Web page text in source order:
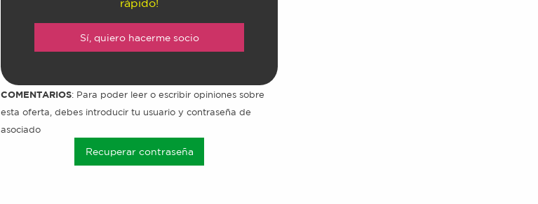
rápido!
Sí, quiero hacerme socio
COMENTARIOS: Para poder leer o escribir opiniones sobre
esta oferta, debes introducir tu usuario y contraseña de
asociado
Recuperar contraseña